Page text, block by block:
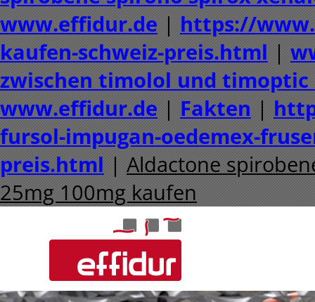
www.effidur.de | https://
kaufen-schweiz-preis.html |
zwischen timolol und
www.effidur.de | Fakten |
fursol-impugan-oedemex-
preis.html | Aldactone
25mg 100mg kaufen